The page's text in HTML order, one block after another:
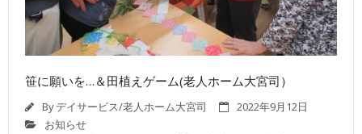
笹に願いを…＆田植えゲーム(老人ホーム大宮司）
Byデイサービス/老人ホーム大宮司
2022年9月12日
お知らせ